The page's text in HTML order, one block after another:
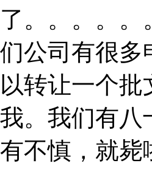
了。。。。
们公司有很多
以转让一个
我。我们有八
有不慎，就毙